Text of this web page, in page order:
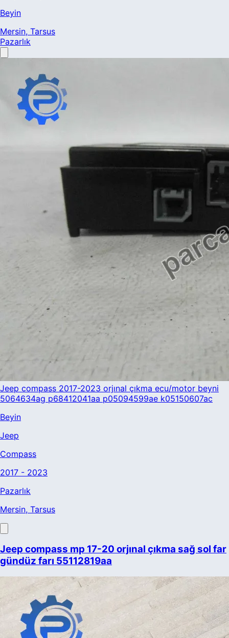
Beyin
Mersin, Tarsus
Pazarlık
Jeep compass 2017-2023 orjınal çıkma ecu/motor beyni
5064634ag p68412041aa p05094599ae k05150607ac
Beyin
Jeep
Compass
2017 - 2023
Pazarlık
Mersin, Tarsus
Jeep compass mp 17-20 orjınal çıkma sağ sol far
gündüz farı 55112819aa